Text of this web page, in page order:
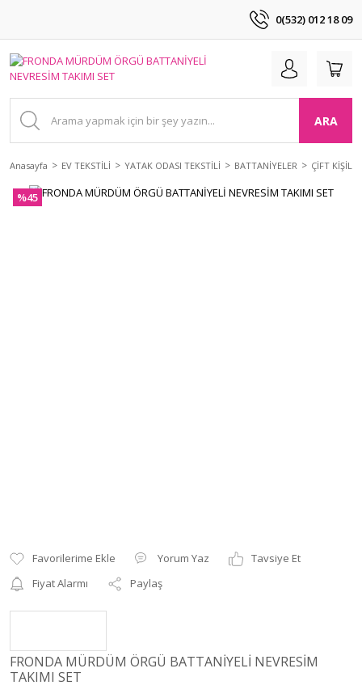
0(532) 012 18 09
ARA
Anasayfa EV TEKSTİLİ YATAK ODASI TEKSTİLİ BATTANİYELER ÇİFT
%45
Yorum Yaz
Tavsiye Et
Fiyat Alarmı
Paylaş
FRONDA MÜRDÜM ÖRGÜ BATTANİYELİ NEVRESİM
TAKIMI SET